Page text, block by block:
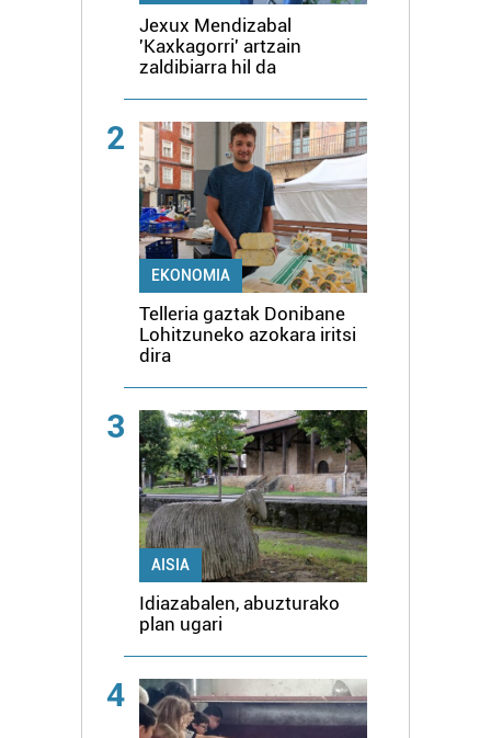
Jexux Mendizabal
'Kaxkagorri' artzain
zaldibiarra hil da
2
EKONOMIA
Telleria gaztak Donibane
Lohitzuneko azokara iritsi
dira
3
AISIA
Idiazabalen, abuzturako
plan ugari
4